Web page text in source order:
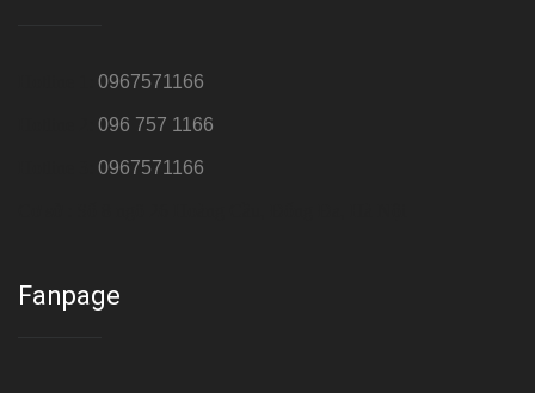
0967571166
096 757 1166
0967571166
Fanpage